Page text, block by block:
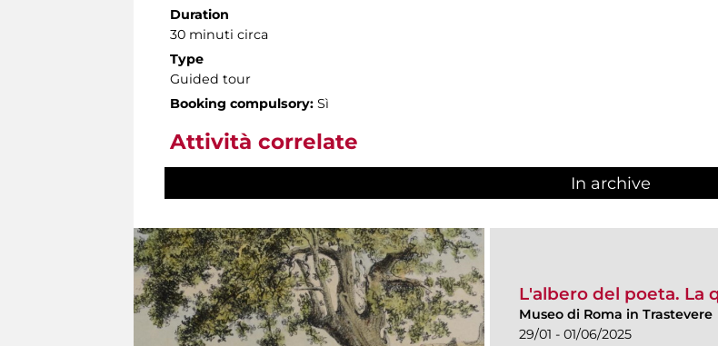
Duration
30 minuti circa
Type
Guided tour
Booking compulsory: Sì
Attività correlate
In archive
L'albero del poeta. La
Museo di Roma in Trastevere
29/01 - 01/06/2025